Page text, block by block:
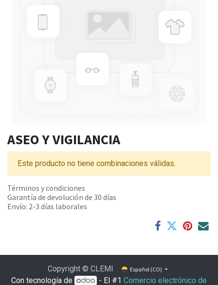
ASEO Y VIGILANCIA
Este producto no tiene combinaciones válidas.
Términos y condiciones
Garantía de devolución de 30 días
Envío: 2-3 días laborales
Copyright © CLEMI Español (CO)
Con tecnología de - El #1Comercio electrónico de